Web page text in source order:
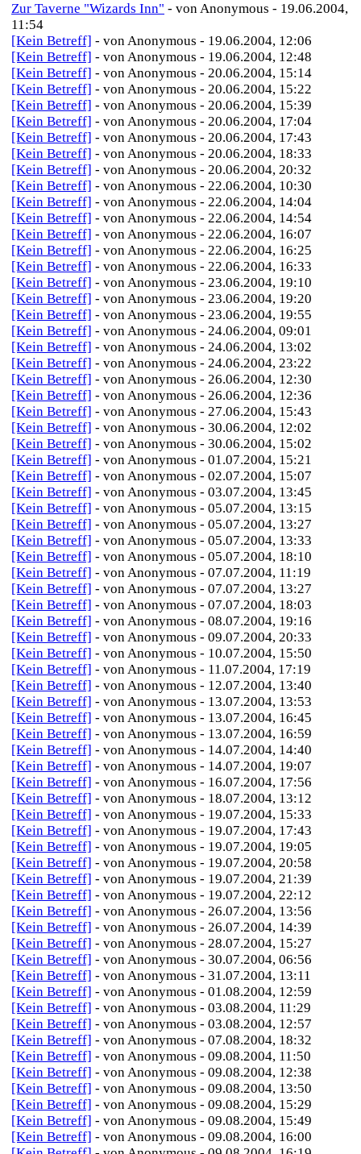
Zur Taverne "Wizards Inn" - von Anonymous - 19.06.2004,
11:54
[Kein Betreff] - von Anonymous - 19.06.2004, 12:06
[Kein Betreff] - von Anonymous - 19.06.2004, 12:48
[Kein Betreff] - von Anonymous - 20.06.2004, 15:14
[Kein Betreff] - von Anonymous - 20.06.2004, 15:22
[Kein Betreff] - von Anonymous - 20.06.2004, 15:39
[Kein Betreff] - von Anonymous - 20.06.2004, 17:04
[Kein Betreff] - von Anonymous - 20.06.2004, 17:43
[Kein Betreff] - von Anonymous - 20.06.2004, 18:33
[Kein Betreff] - von Anonymous - 20.06.2004, 20:32
[Kein Betreff] - von Anonymous - 22.06.2004, 10:30
[Kein Betreff] - von Anonymous - 22.06.2004, 14:04
[Kein Betreff] - von Anonymous - 22.06.2004, 14:54
[Kein Betreff] - von Anonymous - 22.06.2004, 16:07
[Kein Betreff] - von Anonymous - 22.06.2004, 16:25
[Kein Betreff] - von Anonymous - 22.06.2004, 16:33
[Kein Betreff] - von Anonymous - 23.06.2004, 19:10
[Kein Betreff] - von Anonymous - 23.06.2004, 19:20
[Kein Betreff] - von Anonymous - 23.06.2004, 19:55
[Kein Betreff] - von Anonymous - 24.06.2004, 09:01
[Kein Betreff] - von Anonymous - 24.06.2004, 13:02
[Kein Betreff] - von Anonymous - 24.06.2004, 23:22
[Kein Betreff] - von Anonymous - 26.06.2004, 12:30
[Kein Betreff] - von Anonymous - 26.06.2004, 12:36
[Kein Betreff] - von Anonymous - 27.06.2004, 15:43
[Kein Betreff] - von Anonymous - 30.06.2004, 12:02
[Kein Betreff] - von Anonymous - 30.06.2004, 15:02
[Kein Betreff] - von Anonymous - 01.07.2004, 15:21
[Kein Betreff] - von Anonymous - 02.07.2004, 15:07
[Kein Betreff] - von Anonymous - 03.07.2004, 13:45
[Kein Betreff] - von Anonymous - 05.07.2004, 13:15
[Kein Betreff] - von Anonymous - 05.07.2004, 13:27
[Kein Betreff] - von Anonymous - 05.07.2004, 13:33
[Kein Betreff] - von Anonymous - 05.07.2004, 18:10
[Kein Betreff] - von Anonymous - 07.07.2004, 11:19
[Kein Betreff] - von Anonymous - 07.07.2004, 13:27
[Kein Betreff] - von Anonymous - 07.07.2004, 18:03
[Kein Betreff] - von Anonymous - 08.07.2004, 19:16
[Kein Betreff] - von Anonymous - 09.07.2004, 20:33
[Kein Betreff] - von Anonymous - 10.07.2004, 15:50
[Kein Betreff] - von Anonymous - 11.07.2004, 17:19
[Kein Betreff] - von Anonymous - 12.07.2004, 13:40
[Kein Betreff] - von Anonymous - 13.07.2004, 13:53
[Kein Betreff] - von Anonymous - 13.07.2004, 16:45
[Kein Betreff] - von Anonymous - 13.07.2004, 16:59
[Kein Betreff] - von Anonymous - 14.07.2004, 14:40
[Kein Betreff] - von Anonymous - 14.07.2004, 19:07
[Kein Betreff] - von Anonymous - 16.07.2004, 17:56
[Kein Betreff] - von Anonymous - 18.07.2004, 13:12
[Kein Betreff] - von Anonymous - 19.07.2004, 15:33
[Kein Betreff] - von Anonymous - 19.07.2004, 17:43
[Kein Betreff] - von Anonymous - 19.07.2004, 19:05
[Kein Betreff] - von Anonymous - 19.07.2004, 20:58
[Kein Betreff] - von Anonymous - 19.07.2004, 21:39
[Kein Betreff] - von Anonymous - 19.07.2004, 22:12
[Kein Betreff] - von Anonymous - 26.07.2004, 13:56
[Kein Betreff] - von Anonymous - 26.07.2004, 14:39
[Kein Betreff] - von Anonymous - 28.07.2004, 15:27
[Kein Betreff] - von Anonymous - 30.07.2004, 06:56
[Kein Betreff] - von Anonymous - 31.07.2004, 13:11
[Kein Betreff] - von Anonymous - 01.08.2004, 12:59
[Kein Betreff] - von Anonymous - 03.08.2004, 11:29
[Kein Betreff] - von Anonymous - 03.08.2004, 12:57
[Kein Betreff] - von Anonymous - 07.08.2004, 18:32
[Kein Betreff] - von Anonymous - 09.08.2004, 11:50
[Kein Betreff] - von Anonymous - 09.08.2004, 12:38
[Kein Betreff] - von Anonymous - 09.08.2004, 13:50
[Kein Betreff] - von Anonymous - 09.08.2004, 15:29
[Kein Betreff] - von Anonymous - 09.08.2004, 15:49
[Kein Betreff] - von Anonymous - 09.08.2004, 16:00